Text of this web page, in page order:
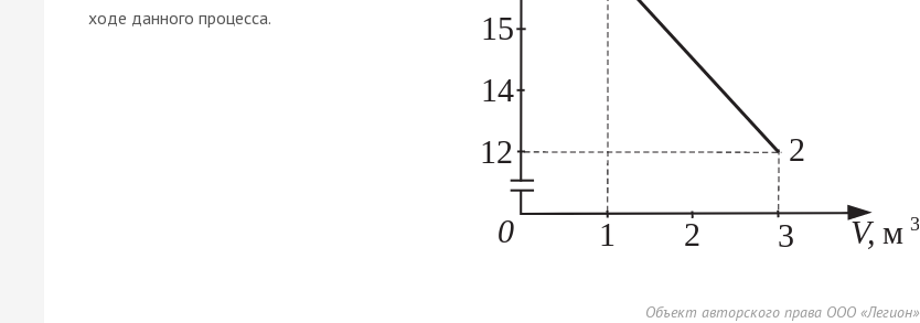
ходе данного процесса.
Объект авторского права ООО «Легион»